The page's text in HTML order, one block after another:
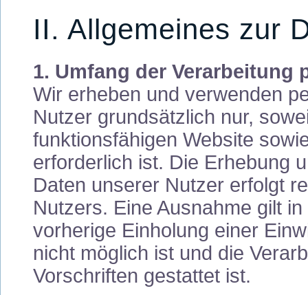
II. Allgemeines zur
1. Umfang der Verarbeitung
Wir erheben und verwenden
Nutzer grundsätzlich nur,
funktionsfähigen Website
erforderlich ist. Die Erhebung
Daten unserer Nutzer erfolgt
Nutzers. Eine Ausnahme gilt
vorherige Einholung einer
nicht möglich ist und die
Vorschriften gestattet ist.